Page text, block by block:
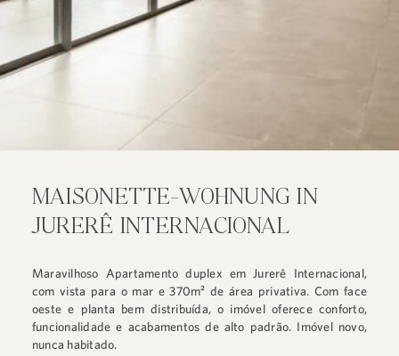
MAISONETTE-WOHNUNG IN
JURERÊ INTERNACIONAL
Maravilhoso Apartamento duplex em Jurerê Internacional,
com vista para o mar e 370m² de área privativa. Com face
oeste e planta bem distribuída, o imóvel oferece conforto,
funcionalidade e acabamentos de alto padrão. Imóvel novo,
nunca habitado.